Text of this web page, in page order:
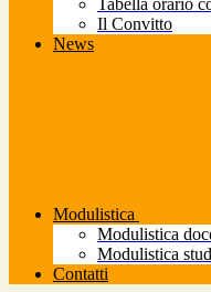
Tabella orario
Il Convitto
News
Modulistica
Modulistica
Modulistica
Contatti